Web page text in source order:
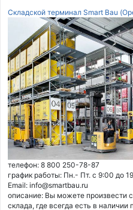
Складской терминал Smart Bau
телефон: 8 800 250-78-87
график работы: Пн.- Пт. с 9:00 до
Email: info@smartbau.ru
описание: Вы можете произвести
склада, где всегда есть в